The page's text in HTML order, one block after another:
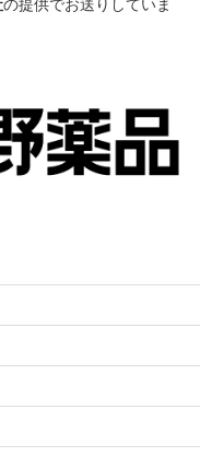
の提供でお送りしていま